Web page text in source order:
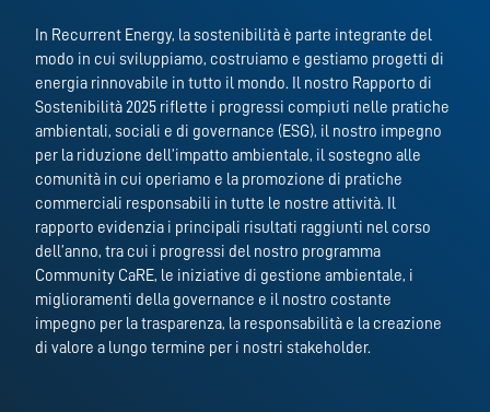
In Recurrent Energy, la sostenibilità è parte integrante del
modo in cui sviluppiamo, costruiamo e gestiamo progetti di
energia rinnovabile in tutto il mondo. Il nostro Rapporto di
Sostenibilità 2025 riflette i progressi compiuti nelle pratiche
ambientali, sociali e di governance (ESG), il nostro impegno
per la riduzione dell’impatto ambientale, il sostegno alle
comunità in cui operiamo e la promozione di pratiche
commerciali responsabili in tutte le nostre attività. Il
rapporto evidenzia i principali risultati raggiunti nel corso
dell’anno, tra cui i progressi del nostro programma
Community CaRE, le iniziative di gestione ambientale, i
miglioramenti della governance e il nostro costante
impegno per la trasparenza, la responsabilità e la creazione
di valore a lungo termine per i nostri stakeholder.